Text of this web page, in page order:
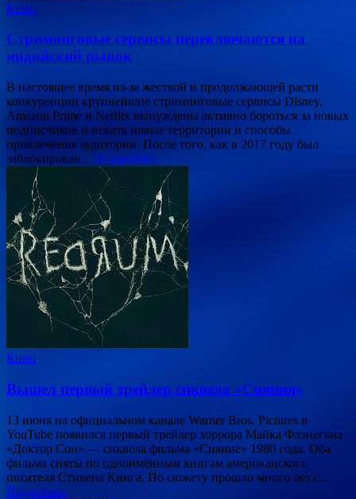
Кино
Стриминговые сервисы переключаются на
индийский рынок
В настоящее время из-за жесткой и продолжающей расти
конкуренции крупнейшие стриминговые сервисы Disney,
Amazon Prime и Netflix вынуждены активно бороться за новых
подписчиков и искать новые территории и способы
привлечения аудитории. После того, как в 2017 году был
заблокирован… Подробнее
Кино
Вышел первый трейлер сиквела «Сияния»
13 июня на официальном канале Warner Bros. Pictures в
YouTube появился первый трейлер хоррора Майка Флэнегана
«Доктор Сон» — сиквела фильма «Сияние» 1980 года. Оба
фильма сняты по одноимённым книгам американского
писателя Стивена Кинга. По сюжету прошло много лет с…
Подробнее